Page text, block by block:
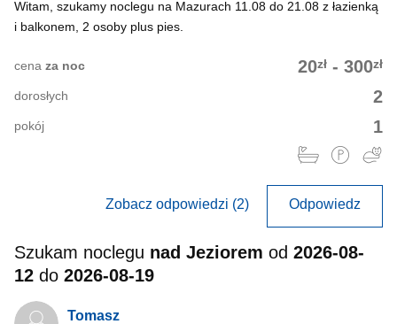
Witam, szukamy noclegu na Mazurach 11.08 do 21.08 z łazienką
i balkonem, 2 osoby plus pies.
20zł - 300zł
cena za noc
2
dorosłych
1
pokój
Zobacz odpowiedzi (2) Odpowiedz
Szukam noclegu nad Jeziorem od 2026-08-
12 do 2026-08-19
Tomasz